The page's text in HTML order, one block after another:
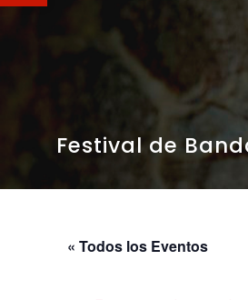
Festival de
« Todos los Eventos